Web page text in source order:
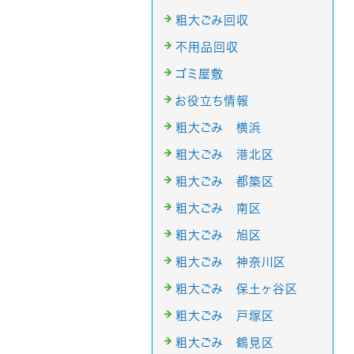
粗大ごみ回収
不用品回収
ゴミ屋敷
お役立ち情報
粗大ごみ 横浜
粗大ごみ 港北区
粗大ごみ 都築区
粗大ごみ 南区
粗大ごみ 旭区
粗大ごみ 神奈川区
粗大ごみ 保土ヶ谷区
粗大ごみ 戸塚区
粗大ごみ 鶴見区